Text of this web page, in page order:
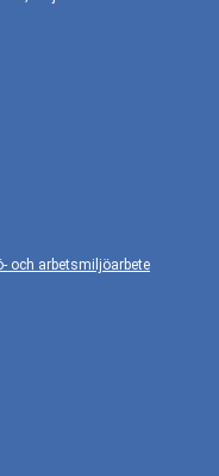
och arbetsmiljöarbete